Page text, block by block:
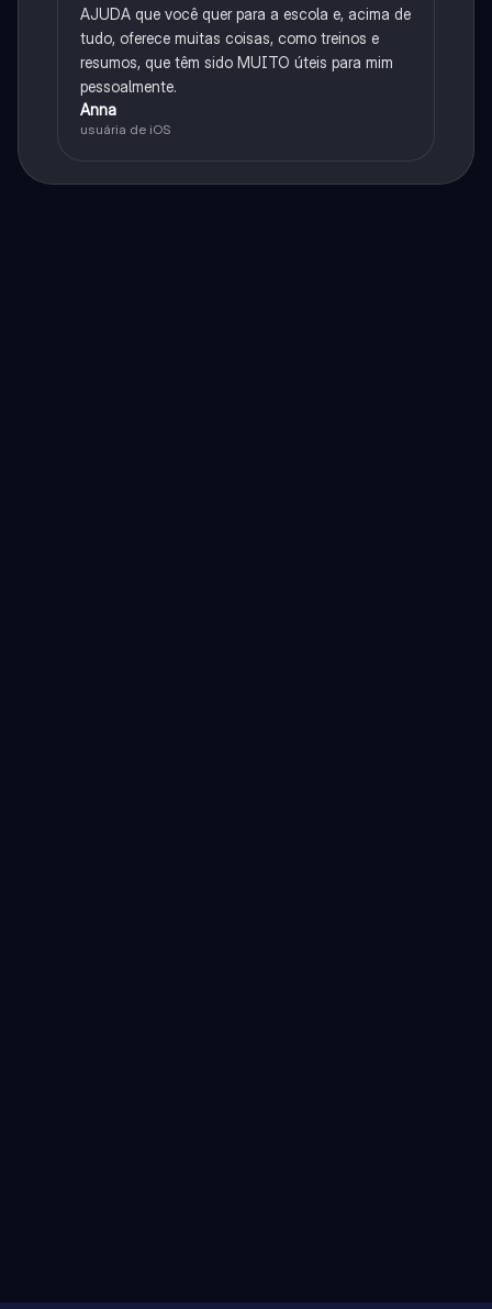
AJUDA que você quer para a escola e, acima de
tudo, oferece muitas coisas, como treinos e
resumos, que têm sido MUITO úteis para mim
pessoalmente.
Anna
usuária de iOS